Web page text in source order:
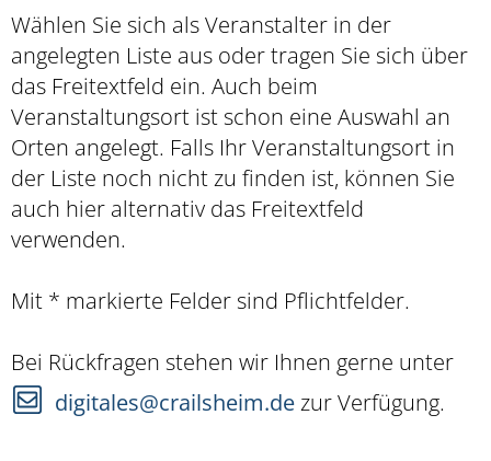
Wählen Sie sich als Veranstalter in der
angelegten Liste aus oder tragen Sie sich über
das Freitextfeld ein. Auch beim
Veranstaltungsort ist schon eine Auswahl an
Orten angelegt. Falls Ihr Veranstaltungsort in
der Liste noch nicht zu finden ist, können Sie
auch hier alternativ das Freitextfeld
verwenden.
Mit * markierte Felder sind Pflichtfelder.
Bei Rückfragen stehen wir Ihnen gerne unter
digitales@crailsheim.dezur Verfügung.